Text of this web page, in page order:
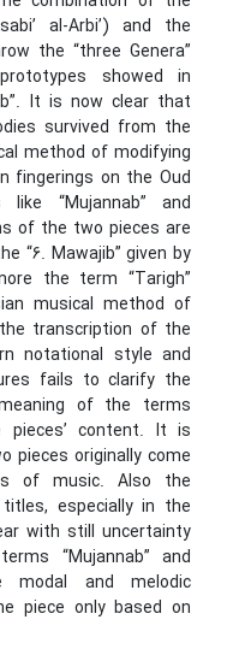
al-Arbi’) and the
the “three Genera”
showed in
It is now clear that
survived from the
method of modifying
fingerings on the Oud
“Mujannab” and
of the two pieces are
“6. Mawajib” given by
the term “Tarigh”
musical method of
transcription of the
notational style and
fails to clarify the
of the terms
pieces’ content. It is
pieces originally come
of music. Also the
especially in the
with still uncertainty
“Mujannab” and
modal and melodic
piece only based on